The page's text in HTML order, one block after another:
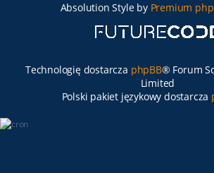
Absolution Style by Premium
Technologię dostarcza phpBB® Forum
Limited
Polski pakiet językowy dostarcza